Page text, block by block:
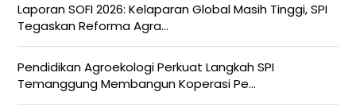
Laporan SOFI 2026: Kelaparan Global Masih Tinggi, SPI
Tegaskan Reforma Agra...
Pendidikan Agroekologi Perkuat Langkah SPI
Temanggung Membangun Koperasi Pe...